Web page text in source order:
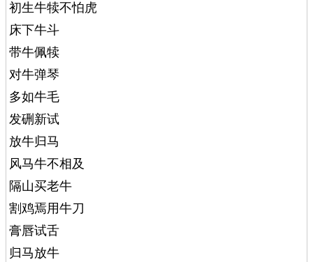
初生牛犊不怕虎
床下牛斗
带牛佩犊
对牛弹琴
多如牛毛
发硎新试
放牛归马
风马牛不相及
隔山买老牛
割鸡焉用牛刀
膏唇试舌
归马放牛